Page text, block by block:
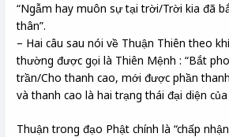
“Ngẫm hay muôn sự tại trời/Trời kia đã
thân”.
– Hai câu sau nói về Thuận Thiên theo
thường được gọi là Thiên Mệnh : “Bắt
trần/Cho thanh cao, mới được phần
và thanh cao là hai trạng thái đại diện
Thuận trong đạo Phật chính là “chấp